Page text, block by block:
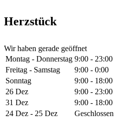
Herzstück
Wir haben gerade geöffnet
Montag - Donnerstag 9:00 - 23:00
Freitag - Samstag
9:00 - 0:00
Sonntag
9:00 - 18:00
26 Dez
9:00 - 23:00
31 Dez
9:00 - 18:00
24 Dez - 25 Dez
Geschlossen